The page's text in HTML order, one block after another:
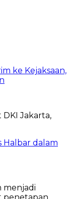
ke Kejaksaan,
Halbar dalam